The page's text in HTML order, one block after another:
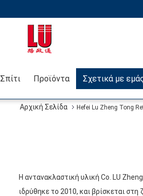
Σπίτι Προϊόντα Σχετικά με
Αρχική Σελίδα Hefei Lu Zheng Tong
Η αντανακλαστική υλική Co. LU
ιδρύθηκε το 2010, και βρίσκεται